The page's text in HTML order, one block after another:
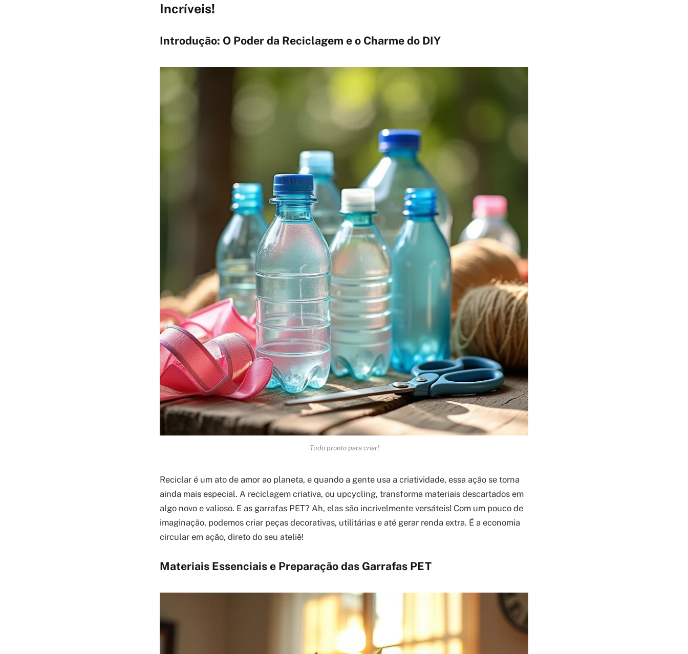
Incríveis!
Introdução: O Poder da Reciclagem e o Charme do DIY
Tudo pronto para criar!
Reciclar é um ato de amor ao planeta, e quando a gente usa a criatividade, essa ação se torna
ainda mais especial. A reciclagem criativa, ou upcycling, transforma materiais descartados em
algo novo e valioso. E as garrafas PET? Ah, elas são incrivelmente versáteis! Com um pouco de
imaginação, podemos criar peças decorativas, utilitárias e até gerar renda extra. É a economia
circular em ação, direto do seu ateliê!
Materiais Essenciais e Preparação das Garrafas PET